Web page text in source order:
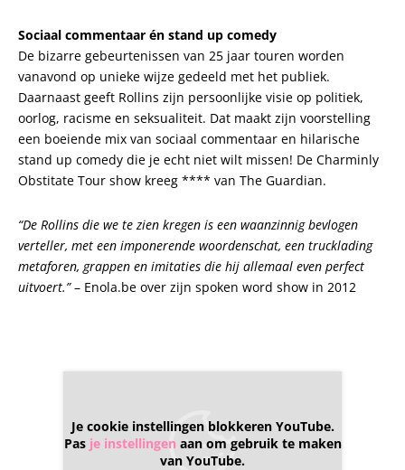
Sociaal commentaar én stand up comedy
De bizarre gebeurtenissen van 25 jaar touren worden
vanavond op unieke wijze gedeeld met het publiek.
Daarnaast geeft Rollins zijn persoonlijke visie op politiek,
oorlog, racisme en seksualiteit. Dat maakt zijn voorstelling
een boeiende mix van sociaal commentaar en hilarische
stand up comedy die je echt niet wilt missen! De Charminly
Obstitate Tour show kreeg **** van The Guardian.
“De Rollins die we te zien kregen is een waanzinnig bevlogen
verteller, met een imponerende woordenschat, een trucklading
metaforen, grappen en imitaties die hij allemaal even perfect
uitvoert.”– Enola.be over zijn spoken word show in 2012
Je cookie instellingen blokkeren YouTube.
Pas je instellingen aan om gebruik te maken
van YouTube.